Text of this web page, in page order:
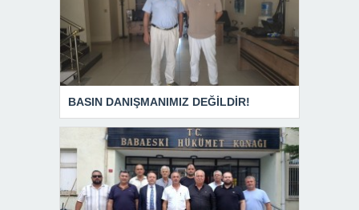
BASIN DANIŞMANIMIZ DEĞİLDİR!